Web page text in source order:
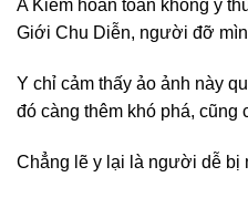
A Kiếm hoàn toàn không ý
Giới Chu Diễn, người đỡ
Y chỉ cảm thấy ảo ảnh này
đó càng thêm khó phá, cũng
Chẳng lẽ y lại là người dễ bị